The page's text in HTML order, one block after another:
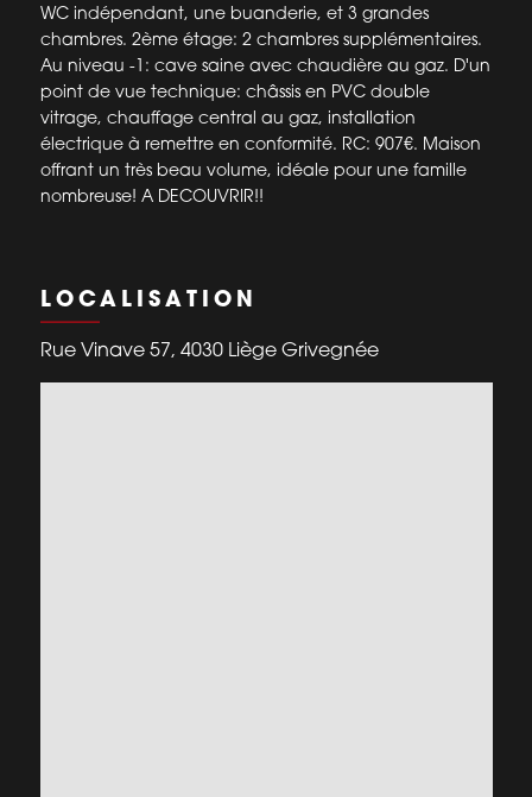
WC indépendant, une buanderie, et 3 grandes
chambres. 2ème étage: 2 chambres supplémentaires.
Au niveau -1: cave saine avec chaudière au gaz. D'un
point de vue technique: châssis en PVC double
vitrage, chauffage central au gaz, installation
électrique à remettre en conformité. RC: 907€. Maison
offrant un très beau volume, idéale pour une famille
nombreuse! A DECOUVRIR!!
LOCALISATION
Rue Vinave 57, 4030 Liège Grivegnée